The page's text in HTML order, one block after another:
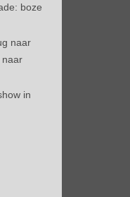
boze
naar
naar
in